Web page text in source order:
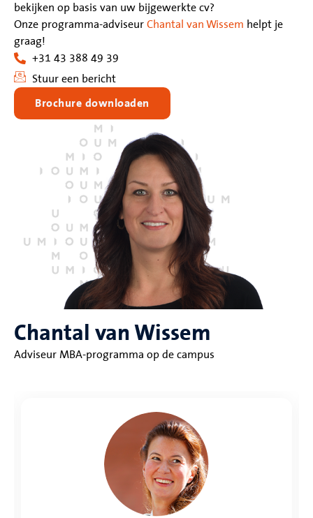
Chantal van Wissem
Adviseur MBA-programma op de campus
bekijken op basis van uw bijgewerkte cv?
Onze programma-adviseur Chantal van Wissem helpt je
graag!
+31 43 388 49 39
Stuur een bericht
Brochure downloaden